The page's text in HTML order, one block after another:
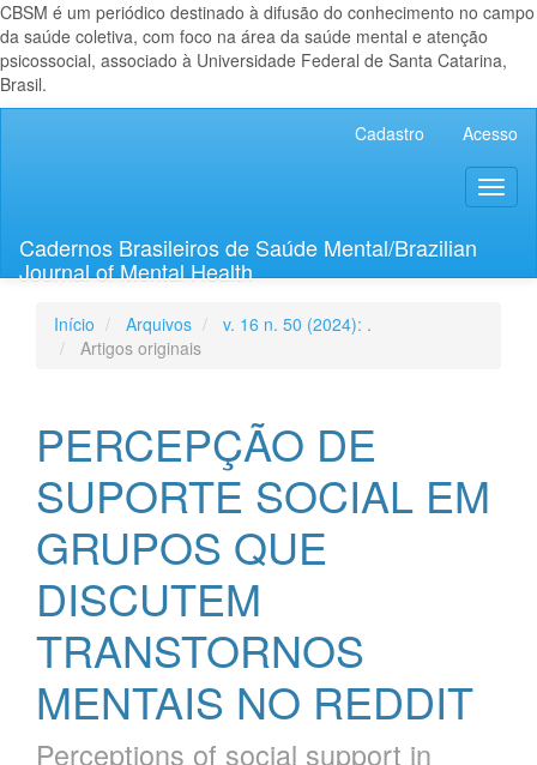
CBSM é um periódico destinado à difusão do conhecimento no campo
da saúde coletiva, com foco na área da saúde mental e atenção
psicossocial, associado à Universidade Federal de Santa Catarina,
Brasil.
Lateral
Cadastro Acesso
Cadernos Brasileiros de Saúde Mental/Brazilian
Journal of Mental Health
Início Arquivos
v. 16 n. 50 (2024): .
Artigos originais
PERCEPÇÃO DE
SUPORTE SOCIAL EM
GRUPOS QUE
DISCUTEM
TRANSTORNOS
MENTAIS NO REDDIT
Perceptions of social support in